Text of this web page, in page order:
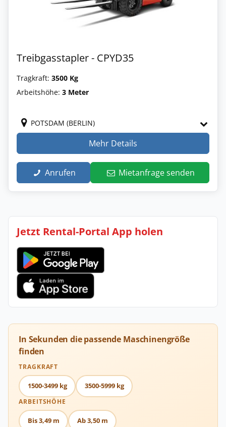
Treibgasstapler - CPYD35
Tragkraft: 3500 Kg
Arbeitshöhe: 3 Meter
POTSDAM (BERLIN)
Mehr Details
Anrufen Mietanfrage senden
Jetzt Rental-Portal App holen
In Sekunden die passende Maschinengröße
finden
TRAGKRAFT
1500-3499 kg 3500-5999 kg
ARBEITSHÖHE
Bis 3,49 m Ab 3,50 m